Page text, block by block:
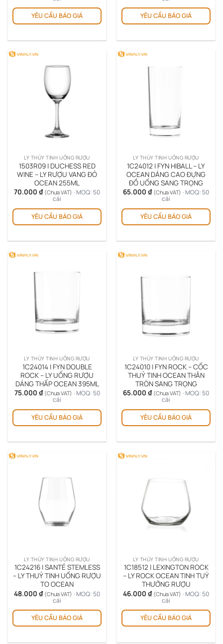
YÊU CẦU BÁO GIÁ YÊU CẦU BÁO GIÁ
LY THỦY TINH UỐNG RƯỢU
1503R09 | DUCHESS RED
WINE – LY RƯỢU VANG ĐỎ
OCEAN 255ML
70.000 ₫ (Chưa VAT) · MOQ: 50
cái
YÊU CẦU BÁO GIÁ
LY THỦY TINH UỐNG RƯỢU
1C24012 | FYN HIBALL – LY
OCEAN DÁNG CAO ĐỰNG
ĐỒ UỐNG SANG TRỌNG
65.000 ₫ (Chưa VAT) · MOQ: 50
cái
YÊU CẦU BÁO GIÁ
LY THỦY TINH UỐNG RƯỢU
1C24014 | FYN DOUBLE
ROCK – LY UỐNG RƯỢU
DÁNG THẤP OCEAN 395ML
75.000 ₫ (Chưa VAT) · MOQ: 50
cái
YÊU CẦU BÁO GIÁ
LY THỦY TINH UỐNG RƯỢU
1C24010 | FYN ROCK – CỐC
THUỶ TINH OCEAN THÂN
TRÒN SANG TRỌNG
65.000 ₫ (Chưa VAT) · MOQ: 50
cái
YÊU CẦU BÁO GIÁ
LY THỦY TINH UỐNG RƯỢU
1C24216 | SANTÉ STEMLESS
– LY THUỶ TINH UỐNG RƯỢU
TO OCEAN
48.000 ₫ (Chưa VAT) · MOQ: 50
cái
YÊU CẦU BÁO GIÁ
LY THỦY TINH UỐNG RƯỢU
1C18512 | LEXINGTON ROCK
– LY ROCK OCEAN TINH TUÝ
THƯỞNG RƯỢU
46.000 ₫ (Chưa VAT) · MOQ: 50
cái
YÊU CẦU BÁO GIÁ